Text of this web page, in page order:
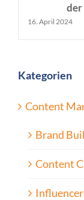
der
16. April 2024
Kategorien
Content
Brand
Content